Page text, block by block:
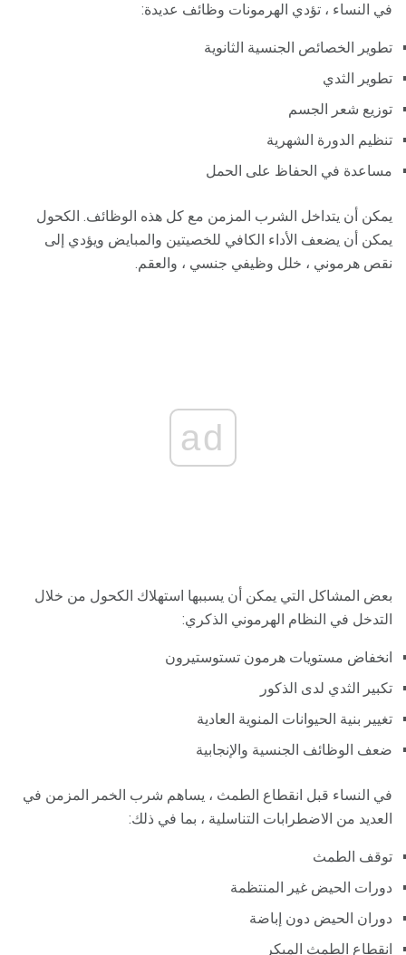
في النساء ، تؤدي الهرمونات وظائف عديدة:
تطوير الخصائص الجنسية الثانوية
تطوير الثدي
توزيع شعر الجسم
تنظيم الدورة الشهرية
مساعدة في الحفاظ على الحمل
يمكن أن يتداخل الشرب المزمن مع كل هذه الوظائف. الكحول
يمكن أن يضعف الأداء الكافي للخصيتين والمبايض ويؤدي إلى
نقص هرموني ، خلل وظيفي جنسي ، والعقم.
ad
بعض المشاكل التي يمكن أن يسببها استهلاك الكحول من خلال
التدخل في النظام الهرموني الذكري:
انخفاض مستويات هرمون تستوستيرون
تكبير الثدي لدى الذكور
تغيير بنية الحيوانات المنوية العادية
ضعف الوظائف الجنسية والإنجابية
في النساء قبل انقطاع الطمث ، يساهم شرب الخمر المزمن في
العديد من الاضطرابات التناسلية ، بما في ذلك:
توقف الطمث
دورات الحيض غير المنتظمة
دوران الحيض دون إباضة
انقطاع الطمث المبكر